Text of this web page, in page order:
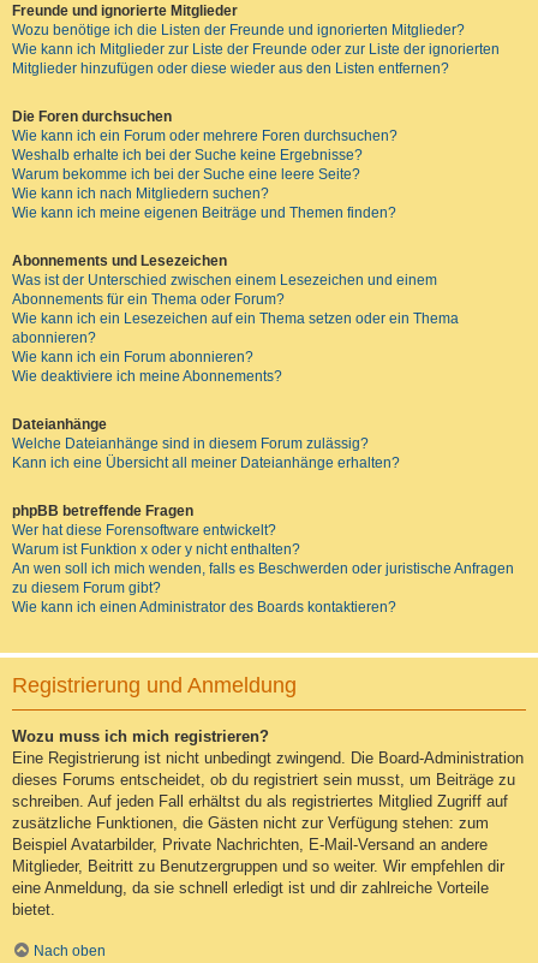
Freunde und ignorierte Mitglieder
Wozu benötige ich die Listen der Freunde und ignorierten Mitglieder?
Wie kann ich Mitglieder zur Liste der Freunde oder zur Liste der ignorierten
Mitglieder hinzufügen oder diese wieder aus den Listen entfernen?
Die Foren durchsuchen
Wie kann ich ein Forum oder mehrere Foren durchsuchen?
Weshalb erhalte ich bei der Suche keine Ergebnisse?
Warum bekomme ich bei der Suche eine leere Seite?
Wie kann ich nach Mitgliedern suchen?
Wie kann ich meine eigenen Beiträge und Themen finden?
Abonnements und Lesezeichen
Was ist der Unterschied zwischen einem Lesezeichen und einem
Abonnements für ein Thema oder Forum?
Wie kann ich ein Lesezeichen auf ein Thema setzen oder ein Thema
abonnieren?
Wie kann ich ein Forum abonnieren?
Wie deaktiviere ich meine Abonnements?
Dateianhänge
Welche Dateianhänge sind in diesem Forum zulässig?
Kann ich eine Übersicht all meiner Dateianhänge erhalten?
phpBB betreffende Fragen
Wer hat diese Forensoftware entwickelt?
Warum ist Funktion x oder y nicht enthalten?
An wen soll ich mich wenden, falls es Beschwerden oder juristische Anfragen
zu diesem Forum gibt?
Wie kann ich einen Administrator des Boards kontaktieren?
Registrierung und Anmeldung
Wozu muss ich mich registrieren?
Eine Registrierung ist nicht unbedingt zwingend. Die Board-Administration
dieses Forums entscheidet, ob du registriert sein musst, um Beiträge zu
schreiben. Auf jeden Fall erhältst du als registriertes Mitglied Zugriff auf
zusätzliche Funktionen, die Gästen nicht zur Verfügung stehen: zum
Beispiel Avatarbilder, Private Nachrichten, E-Mail-Versand an andere
Mitglieder, Beitritt zu Benutzergruppen und so weiter. Wir empfehlen dir
eine Anmeldung, da sie schnell erledigt ist und dir zahlreiche Vorteile
bietet.
Nach oben